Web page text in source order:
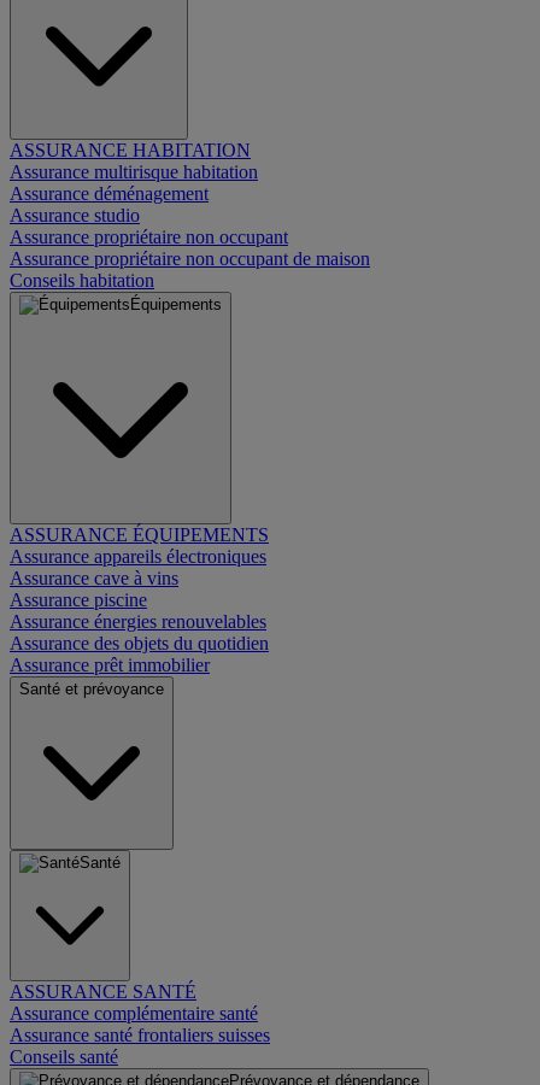
ASSURANCE HABITATION
Assurance multirisque habitation
Assurance déménagement
Assurance studio
Assurance propriétaire non occupant
Assurance propriétaire non occupant de maison
Conseils habitation
Équipements
ASSURANCE ÉQUIPEMENTS
Assurance appareils électroniques
Assurance cave à vins
Assurance piscine
Assurance énergies renouvelables
Assurance des objets du quotidien
Assurance prêt immobilier
Santé et prévoyance
Santé
ASSURANCE SANTÉ
Assurance complémentaire santé
Assurance santé frontaliers suisses
Conseils santé
Prévoyance et dépendance